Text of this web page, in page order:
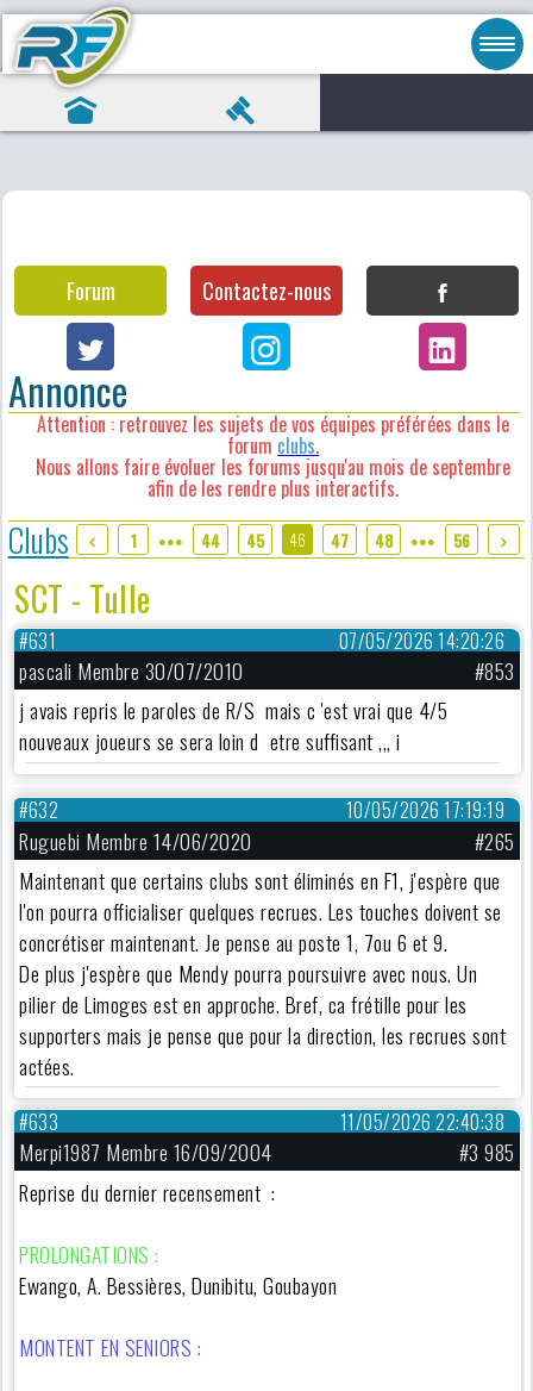
Forum Contactez-nous
Annonce
Attention : retrouvez les sujets de vos équipes préférées dans le
forum clubs.
Nous allons faire évoluer les forums jusqu'au mois de septembre
afin de les rendre plus interactifs.
Clubs 1 ●●● 44 45 46 47 48 ●●● 56
SCT - Tulle
07/05/2026 14:20:26
#631
pascali Membre 30/07/2010
#853
j avais repris le paroles de R/S mais c 'est vrai que 4/5
nouveaux joueurs se sera loin d etre suffisant ,,, i
10/05/2026 17:19:19
#632
Ruguebi Membre 14/06/2020
#265
Maintenant que certains clubs sont éliminés en F1, j'espère que
l'on pourra officialiser quelques recrues. Les touches doivent se
concrétiser maintenant. Je pense au poste 1, 7ou 6 et 9.
De plus j'espère que Mendy pourra poursuivre avec nous. Un
pilier de Limoges est en approche. Bref, ca frétille pour les
supporters mais je pense que pour la direction, les recrues sont
actées.
11/05/2026 22:40:38
#633
Merpi1987 Membre 16/09/2004
#3 985
Reprise du dernier recensement :
PROLONGATIONS :
Ewango, A. Bessières, Dunibitu, Goubayon
MONTENT EN SENIORS :